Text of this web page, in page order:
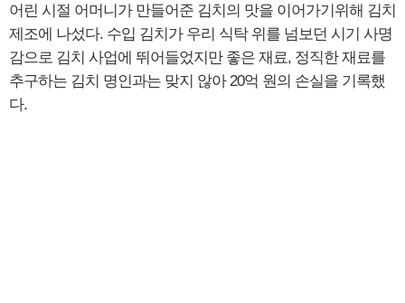
어린 시절 어머니가 만들어준 김치의 맛을 이어가기위해 김치
제조에 나섰다. 수입 김치가 우리 식탁 위를 넘보던 시기 사명
감으로 김치 사업에 뛰어들었지만 좋은 재료, 정직한 재료를
추구하는 김치 명인과는 맞지 않아 20억 원의 손실을 기록했
다.